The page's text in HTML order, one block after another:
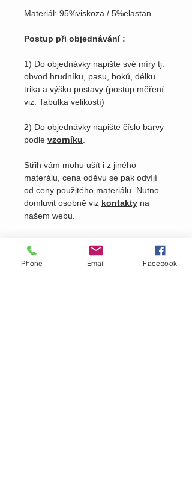
Materiál: 95%viskoza / 5%elastan
Postup při objednávání :
1) Do objednávky napište své míry tj.
obvod hrudníku, pasu, boků, délku
trika a výšku postavy (postup měření
viz. Tabulka velikostí)
2) Do objednávky napište číslo barvy
podle vzorníku.
Střih vám mohu ušít i z jiného
materálu, cena oděvu se pak odvíjí
od ceny použitého materiálu. Nutno
domluvit osobně viz kontakty na
našem webu.
Phone Email Facebook